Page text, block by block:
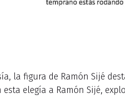
la figura de Ramón Sijé
elegía a Ramón Sijé,